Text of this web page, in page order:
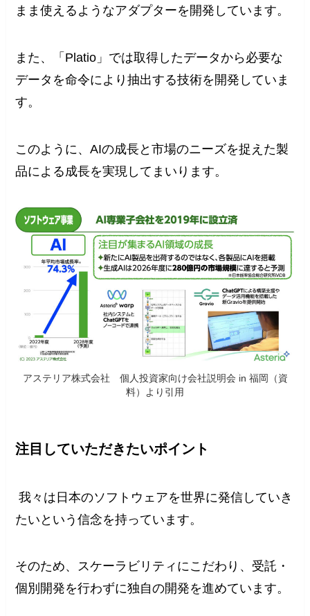
まま使えるようなアダプターを開発しています。
また、「Platio」では取得したデータから必要な
データを命令により抽出する技術を開発していま
す。
このように、AIの成長と市場のニーズを捉えた製
品による成長を実現してまいります。
アステリア株式会社 個人投資家向け会社説明会 in 福岡（資
料）より引用
注目していただきたいポイント
我々は日本のソフトウェアを世界に発信していき
たいという信念を持っています。
そのため、スケーラビリティにこだわり、受託・
個別開発を行わずに独自の開発を進めています。